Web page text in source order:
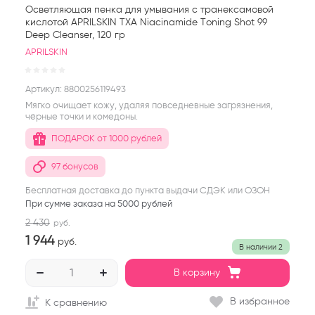
Осветляющая пенка для умывания с транексамовой
кислотой APRILSKIN TXA Niacinamide Toning Shot 99
Deep Cleanser, 120 гр
APRILSKIN
Артикул: 8800256119493
Мягко очищает кожу, удаляя повседневные загрязнения,
чёрные точки и комедоны.
ПОДАРОК от 1000 рублей
97 бонусов
Бесплатная доставка до пункта выдачи СДЭК или ОЗОН
При сумме заказа на 5000 рублей
В наличии 2
2 430 руб.
1 944 руб.
В корзину
К сравнению В избранное